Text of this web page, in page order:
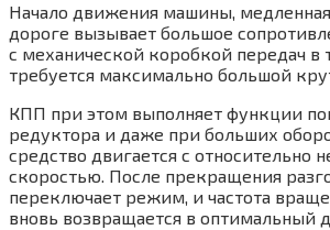
Начало движения машины,
дороге вызывает большое
с механической коробкой передач
требуется максимально большой
КПП при этом выполняет функции
редуктора и даже при больших
средство двигается с относительно
скоростью. После прекращения
переключает режим, и частота
вновь возвращается в оптимальный